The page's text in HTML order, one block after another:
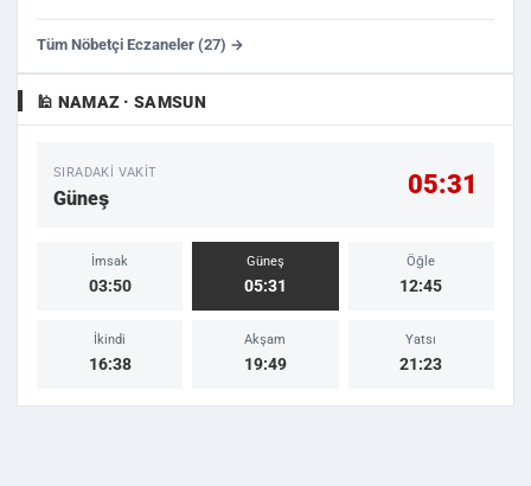
Tüm Nöbetçi Eczaneler (27) →
🕌 NAMAZ · SAMSUN
SIRADAKI VAKIT
Güneş 05:31
İmsak
03:50
Güneş
05:31
Öğle
12:45
İkindi
16:38
Akşam
19:49
Yatsı
21:23